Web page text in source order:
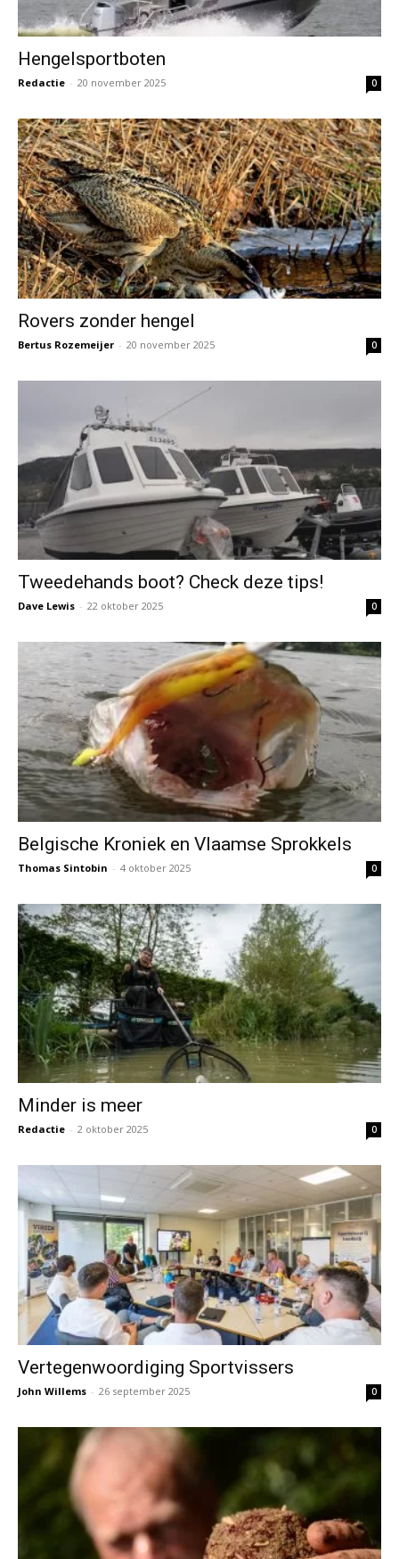
Hengelsportboten
Redactie - 20 november 2025 0
Rovers zonder hengel
Bertus Rozemeijer - 20 november 2025 0
Tweedehands boot? Check deze tips!
Dave Lewis - 22 oktober 2025 0
Belgische Kroniek en Vlaamse Sprokkels
Thomas Sintobin - 4 oktober 2025 0
Minder is meer
Redactie - 2 oktober 2025 0
Vertegenwoordiging Sportvissers
John Willems - 26 september 2025 0